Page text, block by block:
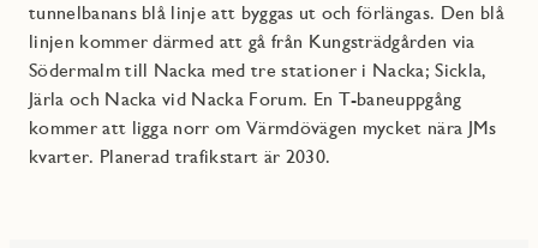
tunnelbanans blå linje att byggas ut och förlängas. Den blå
linjen kommer därmed att gå från Kungsträdgården via
Södermalm till Nacka med tre stationer i Nacka; Sickla,
Järla och Nacka vid Nacka Forum. En T-baneuppgång
kommer att ligga norr om Värmdövägen mycket nära JMs
kvarter. Planerad trafikstart är 2030.